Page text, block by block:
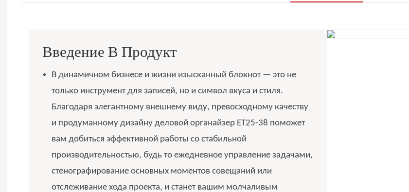
Введение В Продукт
В динамичном бизнесе и жизни изысканный блокнот — это не
только инструмент для записей, но и символ вкуса и стиля.
Благодаря элегантному внешнему виду, превосходному качеству
и продуманному дизайну деловой органайзер ET25-38 поможет
вам добиться эффективной работы со стабильной
производительностью, будь то ежедневное управление задачами,
стенографирование основных моментов совещаний или
отслеживание хода проекта, и станет вашим молчаливым